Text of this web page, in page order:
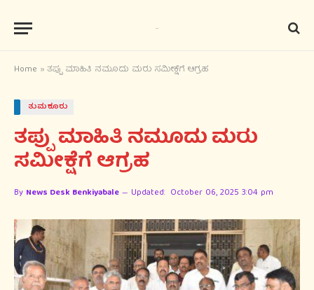
Home »ತಪ್ಪು ಮಾಹಿತಿ ನಮೂದು ಮರು ಸಮೀಕ್ಷೆಗೆ ಆಗ್ರಹ
ತುಮಕೂರು
ತಪ್ಪು ಮಾಹಿತಿ ನಮೂದು ಮರು
ಸಮೀಕ್ಷೆಗೆ ಆಗ್ರಹ
By News Desk Benkiyabale Updated: October 06, 2025 3:04 pm